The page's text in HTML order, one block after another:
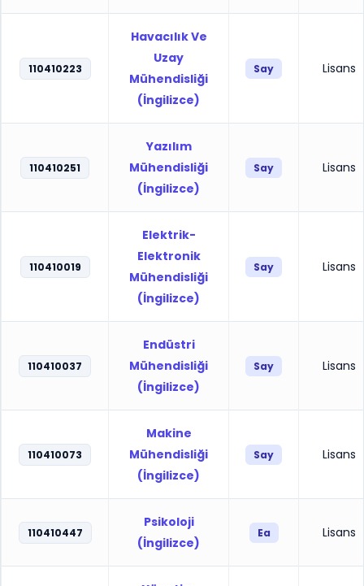
110410223
Havacılık Ve
Uzay
Mühendisliği
(İngilizce)
Say Lisans
110410251
Yazılım
Mühendisliği
(İngilizce)
Say Lisans
110410019
Elektrik-
Elektronik
Mühendisliği
(İngilizce)
Say Lisans
110410037
Endüstri
Mühendisliği
(İngilizce)
Say Lisans
110410073
Makine
Mühendisliği
(İngilizce)
Say Lisans
110410447
Psikoloji
(İngilizce)
Ea Lisans